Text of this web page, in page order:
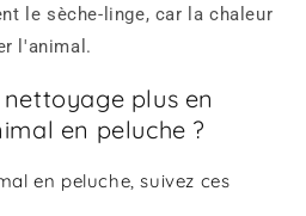
le sèche-linge, car la chaleur
l'animal.
plus en
en peluche ?
en peluche, suivez ces